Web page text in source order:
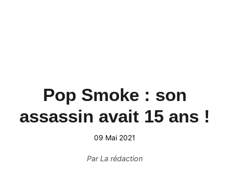
Pop Smoke : son
assassin avait 15 ans !
09 Mai 2021
ParLa rédaction